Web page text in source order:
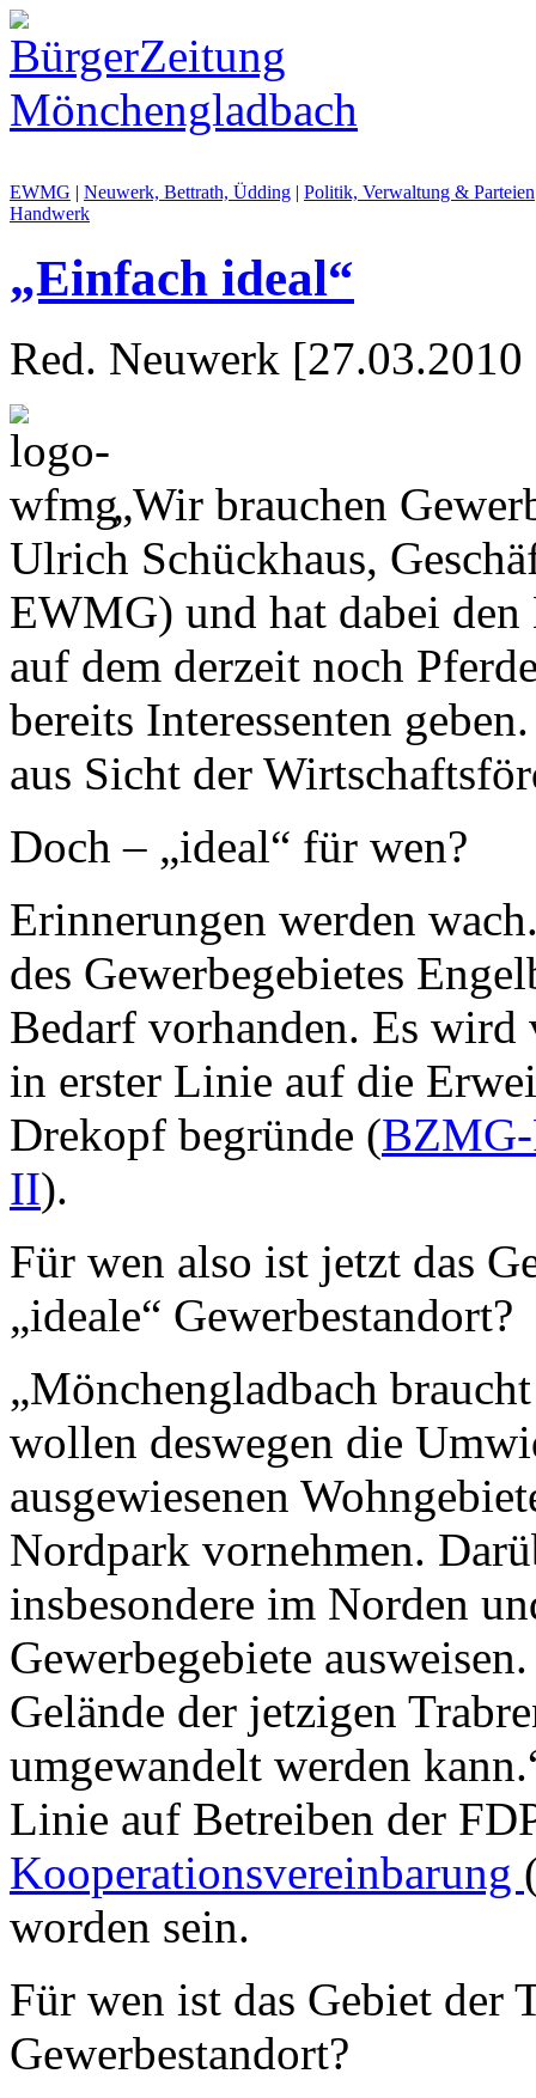
EWMG | Neuwerk, Bettrath, Üdding | Politik, Verwaltung & Parteien
Handwerk
„Einfach ideal“
Red. Neuwerk
„Wir brauchen
Ulrich Schückhaus,
EWMG) und hat dabei
auf dem derzeit noch
bereits Interessenten
aus Sicht der
Doch – „ideal“ für wen?
Erinnerungen werden
des Gewerbegebietes
Bedarf vorhanden. Es wird
in erster Linie auf die
Drekopf begründe (BZMG-
II).
Für wen also ist jetzt das
„ideale“ Gewerbestandort?
„Mönchengladbach
wollen deswegen die
ausgewiesenen
Nordpark vornehmen.
insbesondere im Norden
Gewerbegebiete
Gelände der jetzigen
umgewandelt werden
Linie auf Betreiben der
Kooperationsvereinbarung
worden sein.
Für wen ist das Gebiet der
Gewerbestandort?